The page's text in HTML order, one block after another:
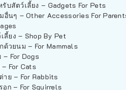
รับสัตว์เลี้ยง – Gadgets For Pets
อื่นๆ – Other Accessories For
ลี้ยง – Shop By Pet
ด้วยนม – For Mammals
For Dogs
For Cats
าย – For Rabbits
อก – For Squirrels